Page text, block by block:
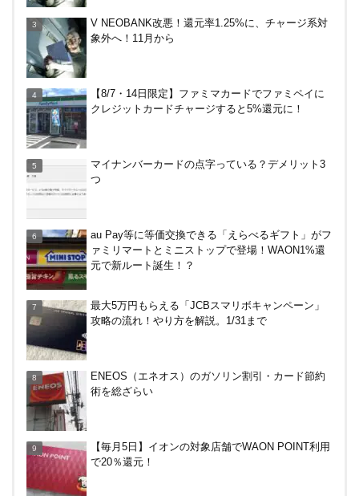
～
たる抽選キャンペーン！8/31まで
の条件達成で。9/30まで
クレジットカードチャージすると5%還元に！
ッシュバック！中小企業店舗の対象店舗で。～8/31
V NEOBANK改悪！還元率1.25%に、チャージ系対
象外へ！11月から
【8/7・14日限定】ファミマカードでファミペイに
クレジットカードチャージすると5%還元に！
マイナンバーカードの点字っている？デメリット3
つ
au Pay等に等価交換できる「えらべるギフト」がフ
ァミリマートとミニストップで登場！WAON1%還
元で新ルート誕生！？
最大5万円もらえる「JCBスマリボキャンペーン」
攻略の流れ！やり方を解説。1/31まで
ENEOS（エネオス）のガソリン割引・カード節約
術を総ざらい
【毎月5日】イオンの対象店舗でWAON POINT利用
で20％還元！